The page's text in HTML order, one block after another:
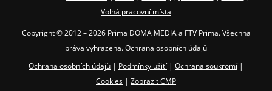
Volná pracovní místa
Copyright © 2012 – 2026 Prima DOMA MEDIA a FTV Prima. Všechna
práva vyhrazena. Ochrana osobních údajů
Ochrana osobních údajů | Podmínky užití | Ochrana soukromí |
Cookies | Zobrazit CMP